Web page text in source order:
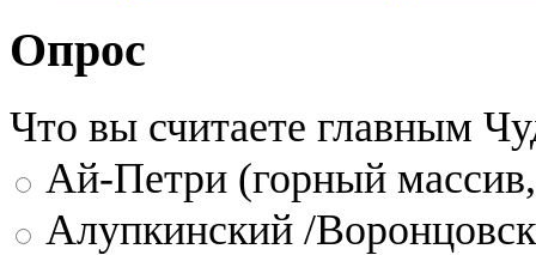
Опрос
Что вы считаете главным
Ай-Петри (горный
Алупкинский /